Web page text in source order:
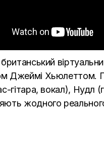
Джеймі Хьюлеттом.
гітара, вокал), Нудл
жодного